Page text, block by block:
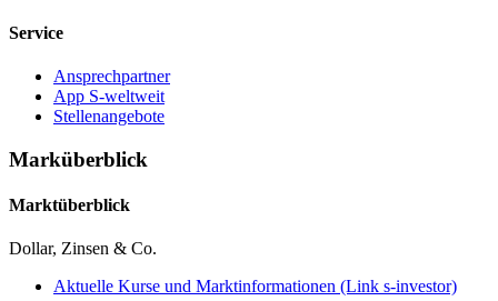
Service
Ansprechpartner
App S-weltweit
Stellenangebote
Marküberblick
Marktüberblick
Dollar, Zinsen & Co.
Aktuelle Kurse und Marktinformationen (Link s-investor)